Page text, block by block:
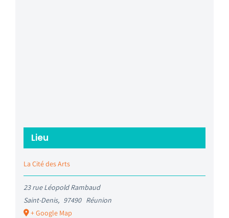
Lieu
La Cité des Arts
23 rue Léopold Rambaud
Saint-Denis, 97490 Réunion
+ Google Map